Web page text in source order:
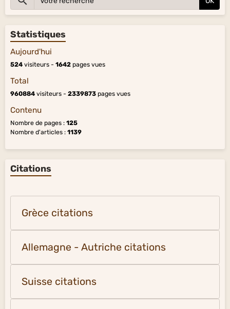
Statistiques
Aujourd'hui
524 visiteurs - 1642 pages vues
Total
960884 visiteurs - 2339873 pages vues
Contenu
Nombre de pages : 125
Nombre d'articles : 1139
Citations
Grèce citations
Allemagne - Autriche citations
Suisse citations